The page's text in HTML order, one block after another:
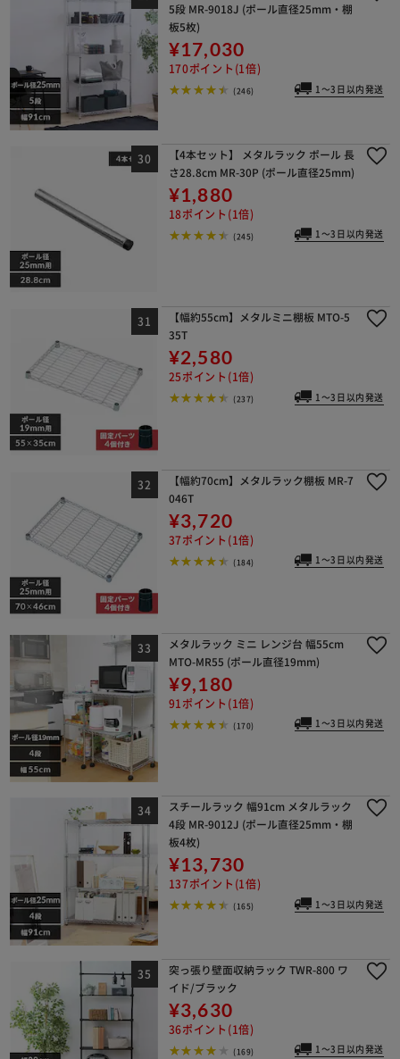
5段 MR-9018J (ポール直径25mm・棚
板5枚)
¥17,030
170ポイント(1倍)
(246) 1～3日以内発送
【4本セット】 メタルラック ポール 長
さ28.8cm MR-30P (ポール直径25mm)
¥1,880
18ポイント(1倍)
(245) 1～3日以内発送
【幅約55cm】メタルミニ棚板 MTO-5
35T
¥2,580
25ポイント(1倍)
(237) 1～3日以内発送
【幅約70cm】メタルラック棚板 MR-7
046T
¥3,720
37ポイント(1倍)
(184) 1～3日以内発送
メタルラック ミニ レンジ台 幅55cm
MTO-MR55 (ポール直径19mm)
¥9,180
91ポイント(1倍)
(170) 1～3日以内発送
スチールラック 幅91cm メタルラック
4段 MR-9012J (ポール直径25mm・棚
板4枚)
¥13,730
137ポイント(1倍)
(165) 1～3日以内発送
突っ張り壁面収納ラック TWR-800 ワ
イド/ブラック
¥3,630
36ポイント(1倍)
(169) 1～3日以内発送